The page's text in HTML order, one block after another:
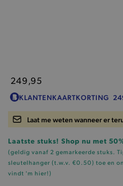
249,95
KLANTENKAARTKORTING
Laat me weten wanneer er
Laatste stuks! Shop nu met
(geldig vanaf 2 gemarkeerde stuks.
sleutelhanger (t.w.v. €0.50) toe en
vindt 'm hier!)